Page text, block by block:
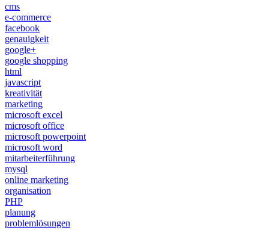
cms
e-commerce
facebook
genauigkeit
google+
google shopping
html
javascript
kreativität
marketing
microsoft excel
microsoft office
microsoft powerpoint
microsoft word
mitarbeiterführung
mysql
online marketing
organisation
PHP
planung
problemlösungen